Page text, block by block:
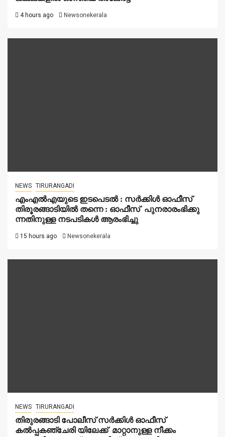
4 hours ago Newsonekerala
NEWS TIRURANGADI
എംഎൽഎയുടെ ഇടപെടൽ : സര്‍ക്കിള്‍ ഓഫീസ്
തിരൂരങ്ങാടിയിൽ തന്നെ : ഓഫീസ് പുനരാരംഭിക്കു
ന്നതിനുള്ള നടപടികൾ ആരംഭിച്ചു
15 hours ago Newsonekerala
NEWS TIRURANGADI
തിരുരങ്ങാടി പോലീസ് സർക്കിൾ ഓഫീസ്
കൽപ്പകഞ്ചേരി യിലേക്ക് മാറ്റാനുള്ള നീക്കം